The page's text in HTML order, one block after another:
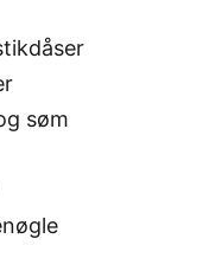
søm